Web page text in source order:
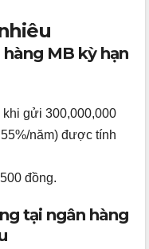
MB kỳ hạn
gửi 300,000,000
năm) được tính
đồng.
tại ngân hàng